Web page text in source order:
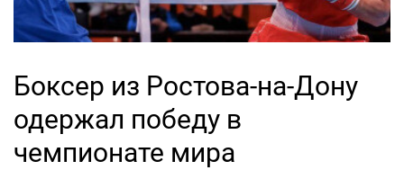
Боксер из Ростова-на-Дону
одержал победу в
чемпионате мира